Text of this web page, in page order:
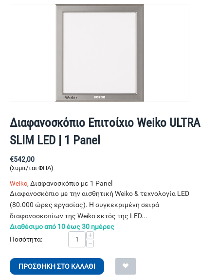
Διαφανοσκόπιο Επιτοίχιο Weiko ULTRA
SLIM LED | 1 Panel
€542,00
(Συμπ/ται ΦΠΑ)
Weiko, Διαφανοσκόπιο με 1 Panel
Διαφανοσκόπιο με την αισθητική Weiko & τεχνολογία LED
(80.000 ώρες εργασίας). Η συγκεκριμένη σειρά
διαφανοσκοπίων της Weiko εκτός της LED...
Διαθέσιμο από 10 έως 30 ημέρες
Ποσότητα:
+
−
ΠΡΟΣΘΉΚΗ ΣΤΟ ΚΑΛΆΘΙ